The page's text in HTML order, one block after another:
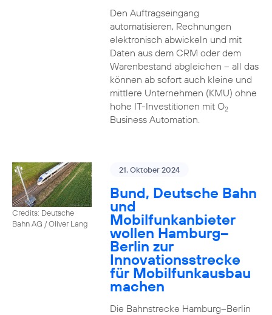
Den Auftragseingang
automatisieren, Rechnungen
elektronisch abwickeln und mit
Daten aus dem CRM oder dem
Warenbestand abgleichen – all das
können ab sofort auch kleine und
mittlere Unternehmen (KMU) ohne
hohe IT-Investitionen mit O2
Business Automation.
Credits: Deutsche
Bahn AG / Oliver Lang
21. Oktober 2024
Bund, Deutsche Bahn
und
Mobilfunkanbieter
wollen Hamburg–
Berlin zur
Innovationsstrecke
für Mobilfunkausbau
machen
Die Bahnstrecke Hamburg–Berlin